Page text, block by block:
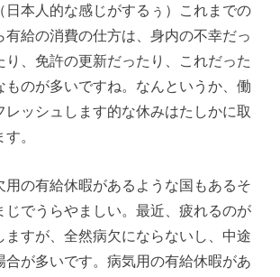
日本人的な感じがするぅ）これまでの
有給の消費の仕方は、身内の不幸だっ
り、免許の更新だったり、これだった
ものが多いですね。なんというか、働
レッシュします的な休みはたしかに取
。
用の有給休暇があるような国もあるそ
じでうらやましい。最近、疲れるのが
ますが、全然病欠にならないし、中途
合が多いです。病気用の有給休暇があ